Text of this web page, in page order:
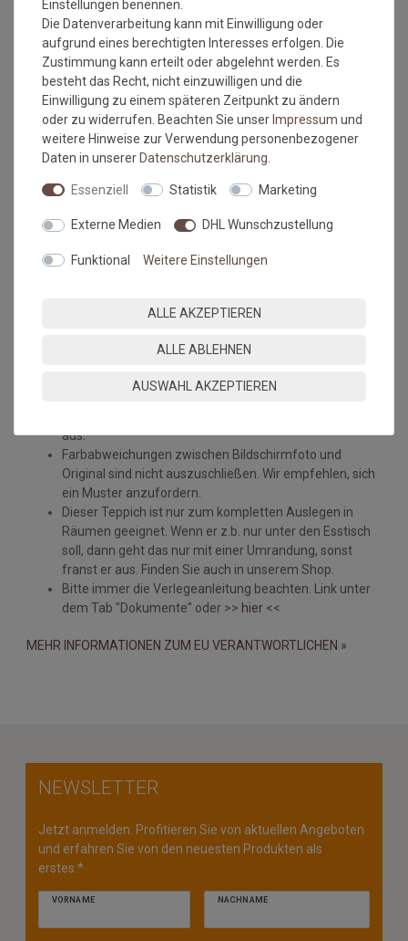
Erfolgreiche Durchführung mit Tests:
Wasser
Milch
Cola
Obstsäfte
Salatsoßen
Wein
Bier
Bratfett
Bitte beachten Sie immer dieVerlege - und
völlig normal. Sonderanfertigungen im Wunschmaß
sind vom Umtausch/Rückgabe ausgeschlossen.
aus.
Farbabweichungen zwischen Bildschirmfoto und
Original sind nicht auszuschließen. Wir empfehlen, sich
ein Muster anzufordern.
Dieser Teppich ist nur zum kompletten Auslegen in
Räumen geeignet. Wenn er z.b. nur unter den Esstisch
soll, dann geht das nur mit einer Umrandung, sonst
franst er aus. Finden Sie auch in unserem Shop.
Bitte immer die Verlegeanleitung beachten. Link unter
dem Tab "Dokumente" oder >> hier <<
MEHR INFORMATIONEN ZUM EU VERANTWORTLICHEN »
NEWSLETTER
Jetzt anmelden: Profitieren Sie von aktuellen Angeboten
und erfahren Sie von den neuesten Produkten als
erstes.*
VORNAME NACHNAME
Einstellungen benennen.
Die Datenverarbeitung kann mit Einwilligung oder
aufgrund eines berechtigten Interesses erfolgen. Die
Zustimmung kann erteilt oder abgelehnt werden. Es
besteht das Recht, nicht einzuwilligen und die
Einwilligung zu einem späteren Zeitpunkt zu ändern
oder zu widerrufen. Beachten Sie unserImpressum und
weitere Hinweise zur Verwendung personenbezogener
Daten in unsererDaten­schutz­erklärung
Essenziell Statistik Marketing
Externe Medien DHL Wunschzustellung
Funktional Weitere Einstellungen
ALLE AKZEPTIEREN
ALLE ABLEHNEN
AUSWAHL AKZEPTIEREN